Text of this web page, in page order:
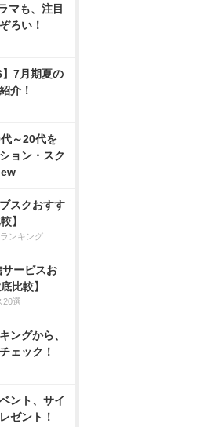
マも、注目
ろい！
】7月期夏の
介！
～20代を
ョン・スク
スクおすす
】
ンキング
ービスお
比較】
20選
ングから、
ェック！
ント、サイ
ゼント！